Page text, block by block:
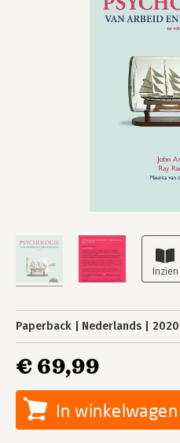
Paperback Nederlands 2020
€ 69,99
In winkelwagen